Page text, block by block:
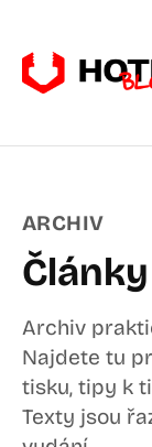
ARCHIV
Články
Archiv
Najdete tu
tisku, tipy k
Texty jsou